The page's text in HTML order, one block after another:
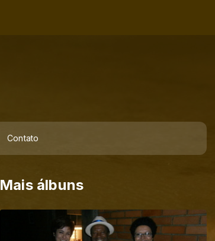
Contato
Mais álbuns